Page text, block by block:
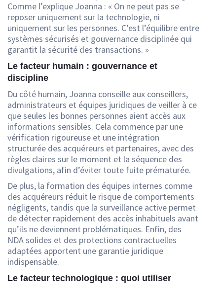
Comme l’explique Joanna : « On ne peut pas se
reposer uniquement sur la technologie, ni
uniquement sur les personnes. C’est l’équilibre entre
systèmes sécurisés et gouvernance disciplinée qui
garantit la sécurité des transactions. »
Le facteur humain : gouvernance et
discipline
Du côté humain, Joanna conseille aux conseillers,
administrateurs et équipes juridiques de veiller à ce
que seules les bonnes personnes aient accès aux
informations sensibles. Cela commence par une
vérification rigoureuse et une intégration
structurée des acquéreurs et partenaires, avec des
règles claires sur le moment et la séquence des
divulgations, afin d’éviter toute fuite prématurée.
De plus, la formation des équipes internes comme
des acquéreurs réduit le risque de comportements
négligents, tandis que la surveillance active permet
de détecter rapidement des accès inhabituels avant
qu’ils ne deviennent problématiques. Enfin, des
NDA solides et des protections contractuelles
adaptées apportent une garantie juridique
indispensable.
Le facteur technologique : quoi utiliser